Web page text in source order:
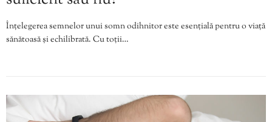
Înțelegerea semnelor unui somn odihnitor este esențială pentru o viață
sănătoasă și echilibrată. Cu toții…